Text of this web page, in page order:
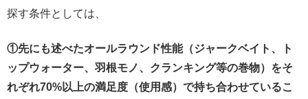
探す条件としては、
①先にも述べたオールラウンド性能（ジャークベイト、ト
ップウォーター、羽根モノ、クランキング等の巻物）をそ
れぞれ70%以上の満足度（使用感）で持ち合わせているこ